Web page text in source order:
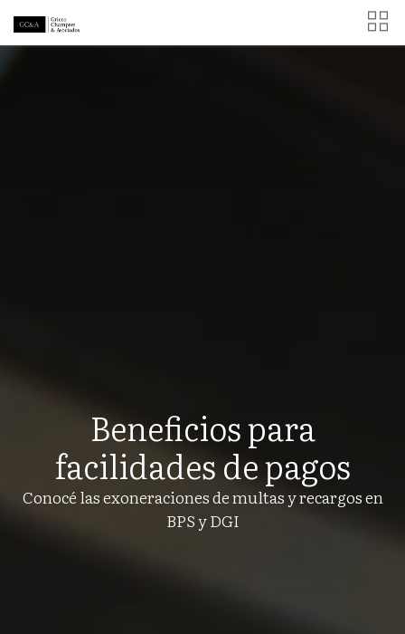
Beneficios para
facilidades de pagos
Conocé las exoneraciones de multas y recargos en
BPS y DGI